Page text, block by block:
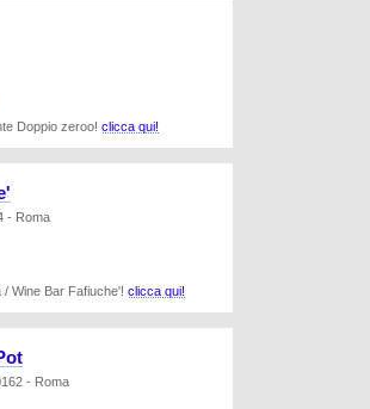
Doppio zeroo! clicca qui!
- Roma
Wine Bar Fafiuche'! clicca qui!
- Roma